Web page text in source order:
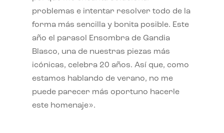
problemas e intentar resolver todo de la
forma más sencilla y bonita posible. Este
año el parasol Ensombra de Gandia
Blasco, una de nuestras piezas más
icónicas, celebra 20 años. Así que, como
estamos hablando de verano, no me
puede parecer más oportuno hacerle
este homenaje».